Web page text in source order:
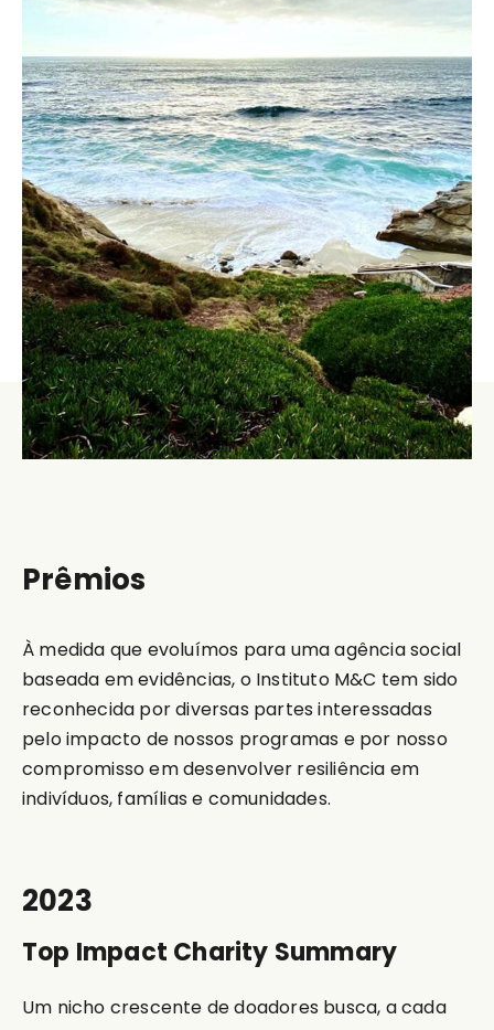
Prêmios
À medida que evoluímos para uma agência social
baseada em evidências, o Instituto M&C tem sido
reconhecida por diversas partes interessadas
pelo impacto de nossos programas e por nosso
compromisso em desenvolver resiliência em
indivíduos, famílias e comunidades.
2023
Top Impact Charity Summary
Um nicho crescente de doadores busca, a cada